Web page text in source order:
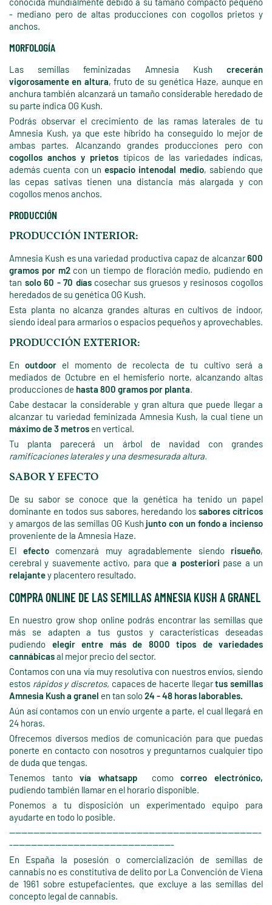
- mediano pero de altas producciones con cogollos prietos y
anchos.
MORFOLOGÍA
Las semillas feminizadas Amnesia Kush crecerán
vigorosamente en altura, fruto de su genética Haze, aunque en
anchura también alcanzará un tamaño considerable heredado de
su parte índica OG Kush.
Podrás observar el crecimiento de las ramas laterales de tu
Amnesia Kush, ya que este híbrido ha conseguido lo mejor de
ambas partes. Alcanzando grandes producciones pero con
cogollos anchos y prietos típicos de las variedades índicas,
además cuenta con un espacio intenodal medio, sabiendo que
las cepas sativas tienen una distancia más alargada y con
cogollos menos anchos.
PRODUCCIÓN
PRODUCCIÓN INTERIOR:
Amnesia Kush es una variedad productiva capaz de alcanzar600
gramos por m2con un tiempo de floración medio, pudiendo en
tan solo 60 - 70 díascosechar sus gruesos y resinosos cogollos
heredados de su genética OG Kush.
Esta planta no alcanza grandes alturas en cultivos de indoor,
siendo ideal para armarios o espacios pequeños y aprovechables.
PRODUCCIÓN EXTERIOR:
Enoutdoor el momento de recolecta de tu cultivo será a
mediados de Octubre en el hemisferio norte, alcanzando altas
producciones de hasta 800 gramos por planta.
Cabe destacar la considerable y gran altura que puede llegar a
alcanzar tu variedad feminizada Amnesia Kush, la cual tiene un
máximo de 3 metros en vertical.
Tu planta parecerá un árbol de navidad con grandes
ramificaciones laterales y una desmesurada altura.
SABOR Y EFECTO
De su sabor se conoce que la genética ha tenido un papel
dominante en todos sus sabores, heredando los sabores cítricos
y amargos de las semillas OG Kush junto con un fondo a incienso
proveniente de la Amnesia Haze.
El efectocomenzará muy agradablemente siendo risueño,
cerebral y suavemente activo, para quea posteriori pase a un
relajantey placentero resultado.
COMPRA ONLINE DE LAS SEMILLAS AMNESIA KUSH A GRANEL
En nuestro grow shop online podrás encontrar las semillas que
más se adapten a tus gustos y características deseadas
pudiendo elegir entre más de 8000 tipos de variedades
cannábicasal mejor precio del sector.
Contamos con una vía muy resolutiva con nuestros envíos, siendo
estos rápidos y discretos, capaces de hacerte llegartus semillas
Amnesia Kush a granel en tan solo24 - 48 horas laborables.
Aún así contamos con un envío urgente a parte, el cual llegará en
24 horas.
Ofrecemos diversos medios de comunicación para que puedas
ponerte en contacto con nosotros y preguntarnos cualquier tipo
de duda que tengas.
Tenemos tantovía whatsapp comocorreo electrónico,
pudiendo también llamar en el horario disponible.
Ponemos a tu disposición un experimentado equipo para
ayudarte en todo lo posible.
-----------------------------------------------------------------------------------
------------------------------------------------------
En España la posesión o comercialización de semillas de
cannabis no es constitutiva de delito por La Convención de Viena
de 1961 sobre estupefacientes, que excluye a las semillas del
concepto legal de cannabis.